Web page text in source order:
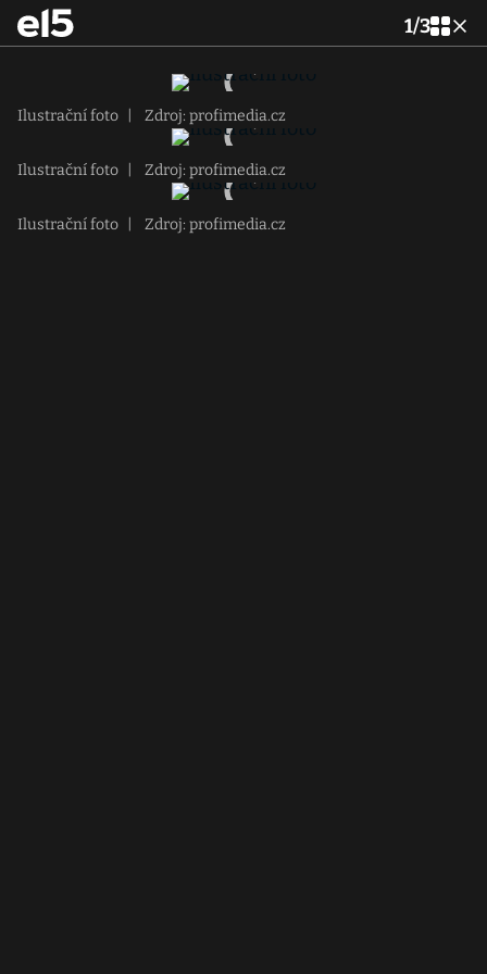
1/3
Ilustrační foto Zdroj: profimedia.cz
Ilustrační foto Zdroj: profimedia.cz
Ilustrační foto Zdroj: profimedia.cz